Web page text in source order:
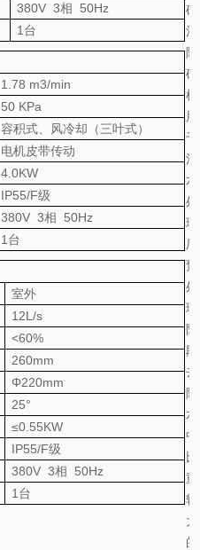
380V 3相 50Hz
1台
1.78 m3/min
50 KPa
容积式、风冷却（三叶式）
电机皮带传动
4.0KW
IP55/F级
380V 3相 50Hz
1台
室外
12L/s
<60%
260mm
Φ220mm
25°
≤0.55KW
IP55/F级
380V 3相 50Hz
1台
砂
池
除
砂
机
用
于
污
水
处
理
厂
预
处
理
阶
去
除
水
中
比
重
较
大
的